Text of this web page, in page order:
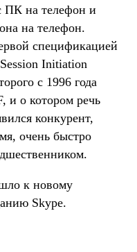
ПК на телефон и
на телефон.
спецификацией
Initiation
с 1996 года
и о котором речь
конкурент,
очень быстро
к новому
Skype.